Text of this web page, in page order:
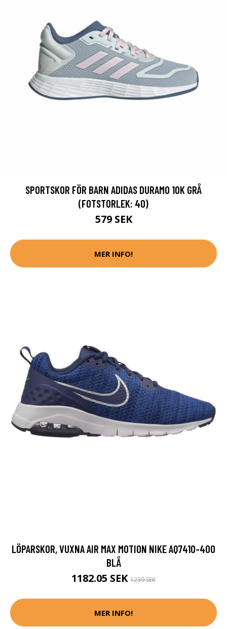
SPORTSKOR FÖR BARN ADIDAS DURAMO 10K GRÅ
(FOTSTORLEK: 40)
579 SEK
MER INFO!
LÖPARSKOR, VUXNA AIR MAX MOTION NIKE AQ7410-400
BLÅ
1182.05 SEK 1239 SEK
MER INFO!